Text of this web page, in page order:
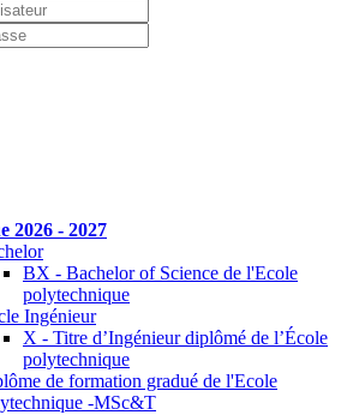
2026 - 2027
BX - Bachelor of Science de l'Ecole
polytechnique
Ingénieur
X - Titre d’Ingénieur diplômé de l’École
polytechnique
de formation gradué de l'Ecole
-MSc&T